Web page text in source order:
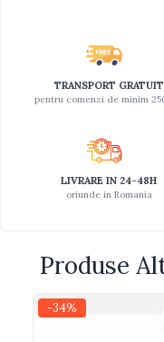
Plastilina
Saltelute si centre de
Set Avioane si
Trenulete
Vehicule de constructii
TRANSPORT GRATUIT
pentru comenzi de minim
LIVRARE IN 24-48H
oriunde in Romania
Produse
-34%